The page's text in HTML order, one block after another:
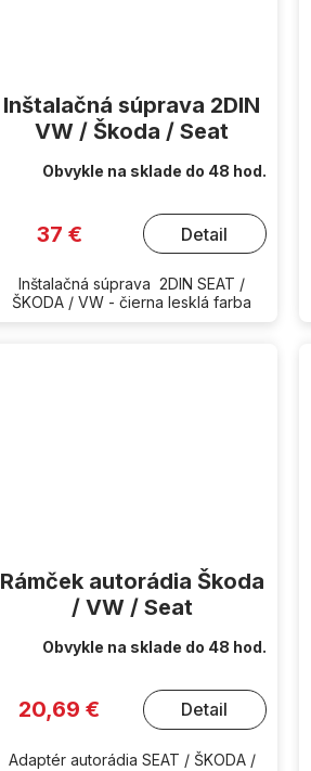
Inštalačná súprava 2DIN
VW / Škoda / Seat
Obvykle na sklade do 48 hod.
37 € Detail
Inštalačná súprava 2DIN SEAT /
ŠKODA / VW - čierna lesklá farba
Rámček autorádia Škoda
/ VW / Seat
Obvykle na sklade do 48 hod.
20,69 € Detail
Adaptér autorádia SEAT / ŠKODA /